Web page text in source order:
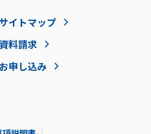
イトマップ
資料請求
お申し込み